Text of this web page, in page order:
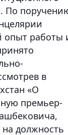
По
опыт работы
в
«О
премьер-
должность